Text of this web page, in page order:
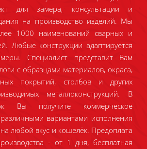
для замера, консультации и
на производство изделий. Мы
1000 наименований сварных и
Любые конструкции адаптируется
Специалист представит Вам
с образцами материалов, окраса,
покрытий, столбов и других
металлоконструкций. В
Вы получите коммерческое
вариантами исполнения
любой вкус и кошелёк. Предоплата
- от 1 дня, бесплатная